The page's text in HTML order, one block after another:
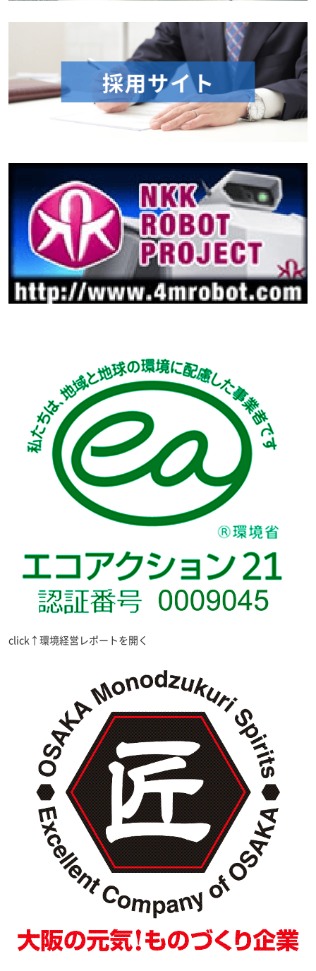
click↑環境経営レポートを開く